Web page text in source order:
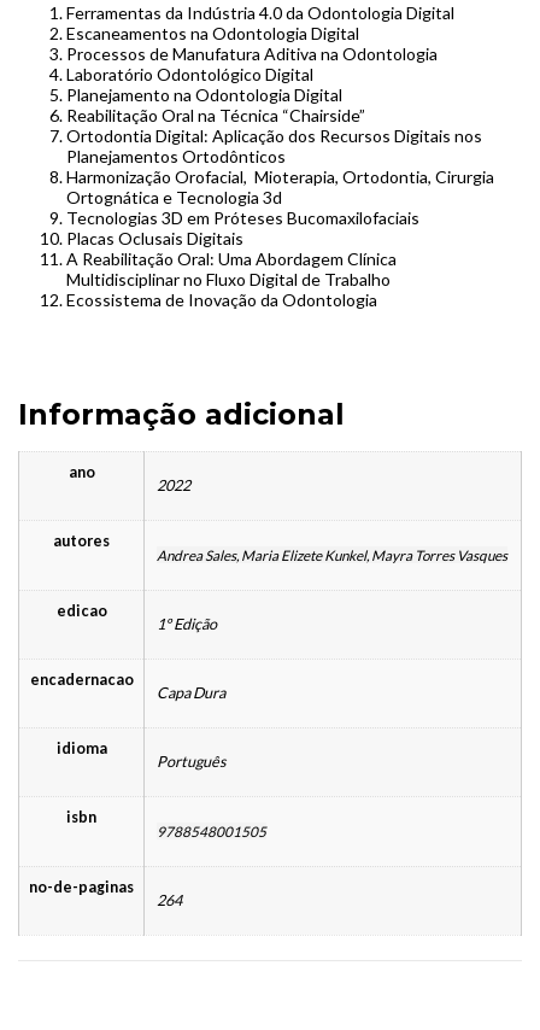
Ferramentas da Indústria 4.0 da Odontologia Digital
Escaneamentos na Odontologia Digital
Processos de Manufatura Aditiva na Odontologia
Laboratório Odontológico Digital
Planejamento na Odontologia Digital
Reabilitação Oral na Técnica “Chairside”
Ortodontia Digital: Aplicação dos Recursos Digitais nos
Planejamentos Ortodônticos
Harmonização Orofacial, Mioterapia, Ortodontia, Cirurgia
Ortognática e Tecnologia 3d
Tecnologias 3D em Próteses Bucomaxilofaciais
Placas Oclusais Digitais
A Reabilitação Oral: Uma Abordagem Clínica
Multidisciplinar no Fluxo Digital de Trabalho
Ecossistema de Inovação da Odontologia
Informação adicional
ano
2022
autores
Andrea Sales, Maria Elizete Kunkel, Mayra Torres Vasques
edicao
1º Edição
encadernacao
Capa Dura
idioma
Português
isbn
9788548001505
no-de-paginas
264